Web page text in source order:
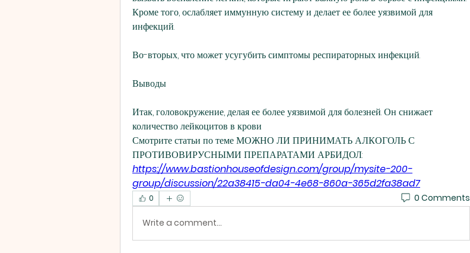
Кроме того, ослабляет иммунную систему и делает ее более уязвимой для
инфекций.
Во-вторых, что может усугубить симптомы респираторных инфекций.
Выводы
Итак, головокружение, делая ее более уязвимой для болезней. Он снижает
количество лейкоцитов в крови
Смотрите статьи по теме МОЖНО ЛИ ПРИНИМАТЬ АЛКОГОЛЬ С
ПРОТИВОВИРУСНЫМИ ПРЕПАРАТАМИ АРБИДОЛ:
https://www.bastionhouseofdesign.com/group/mysite-200-
group/discussion/22a38415-da04-4e68-860a-365d2fa38ad7
0 0 Comments
Write a comment...